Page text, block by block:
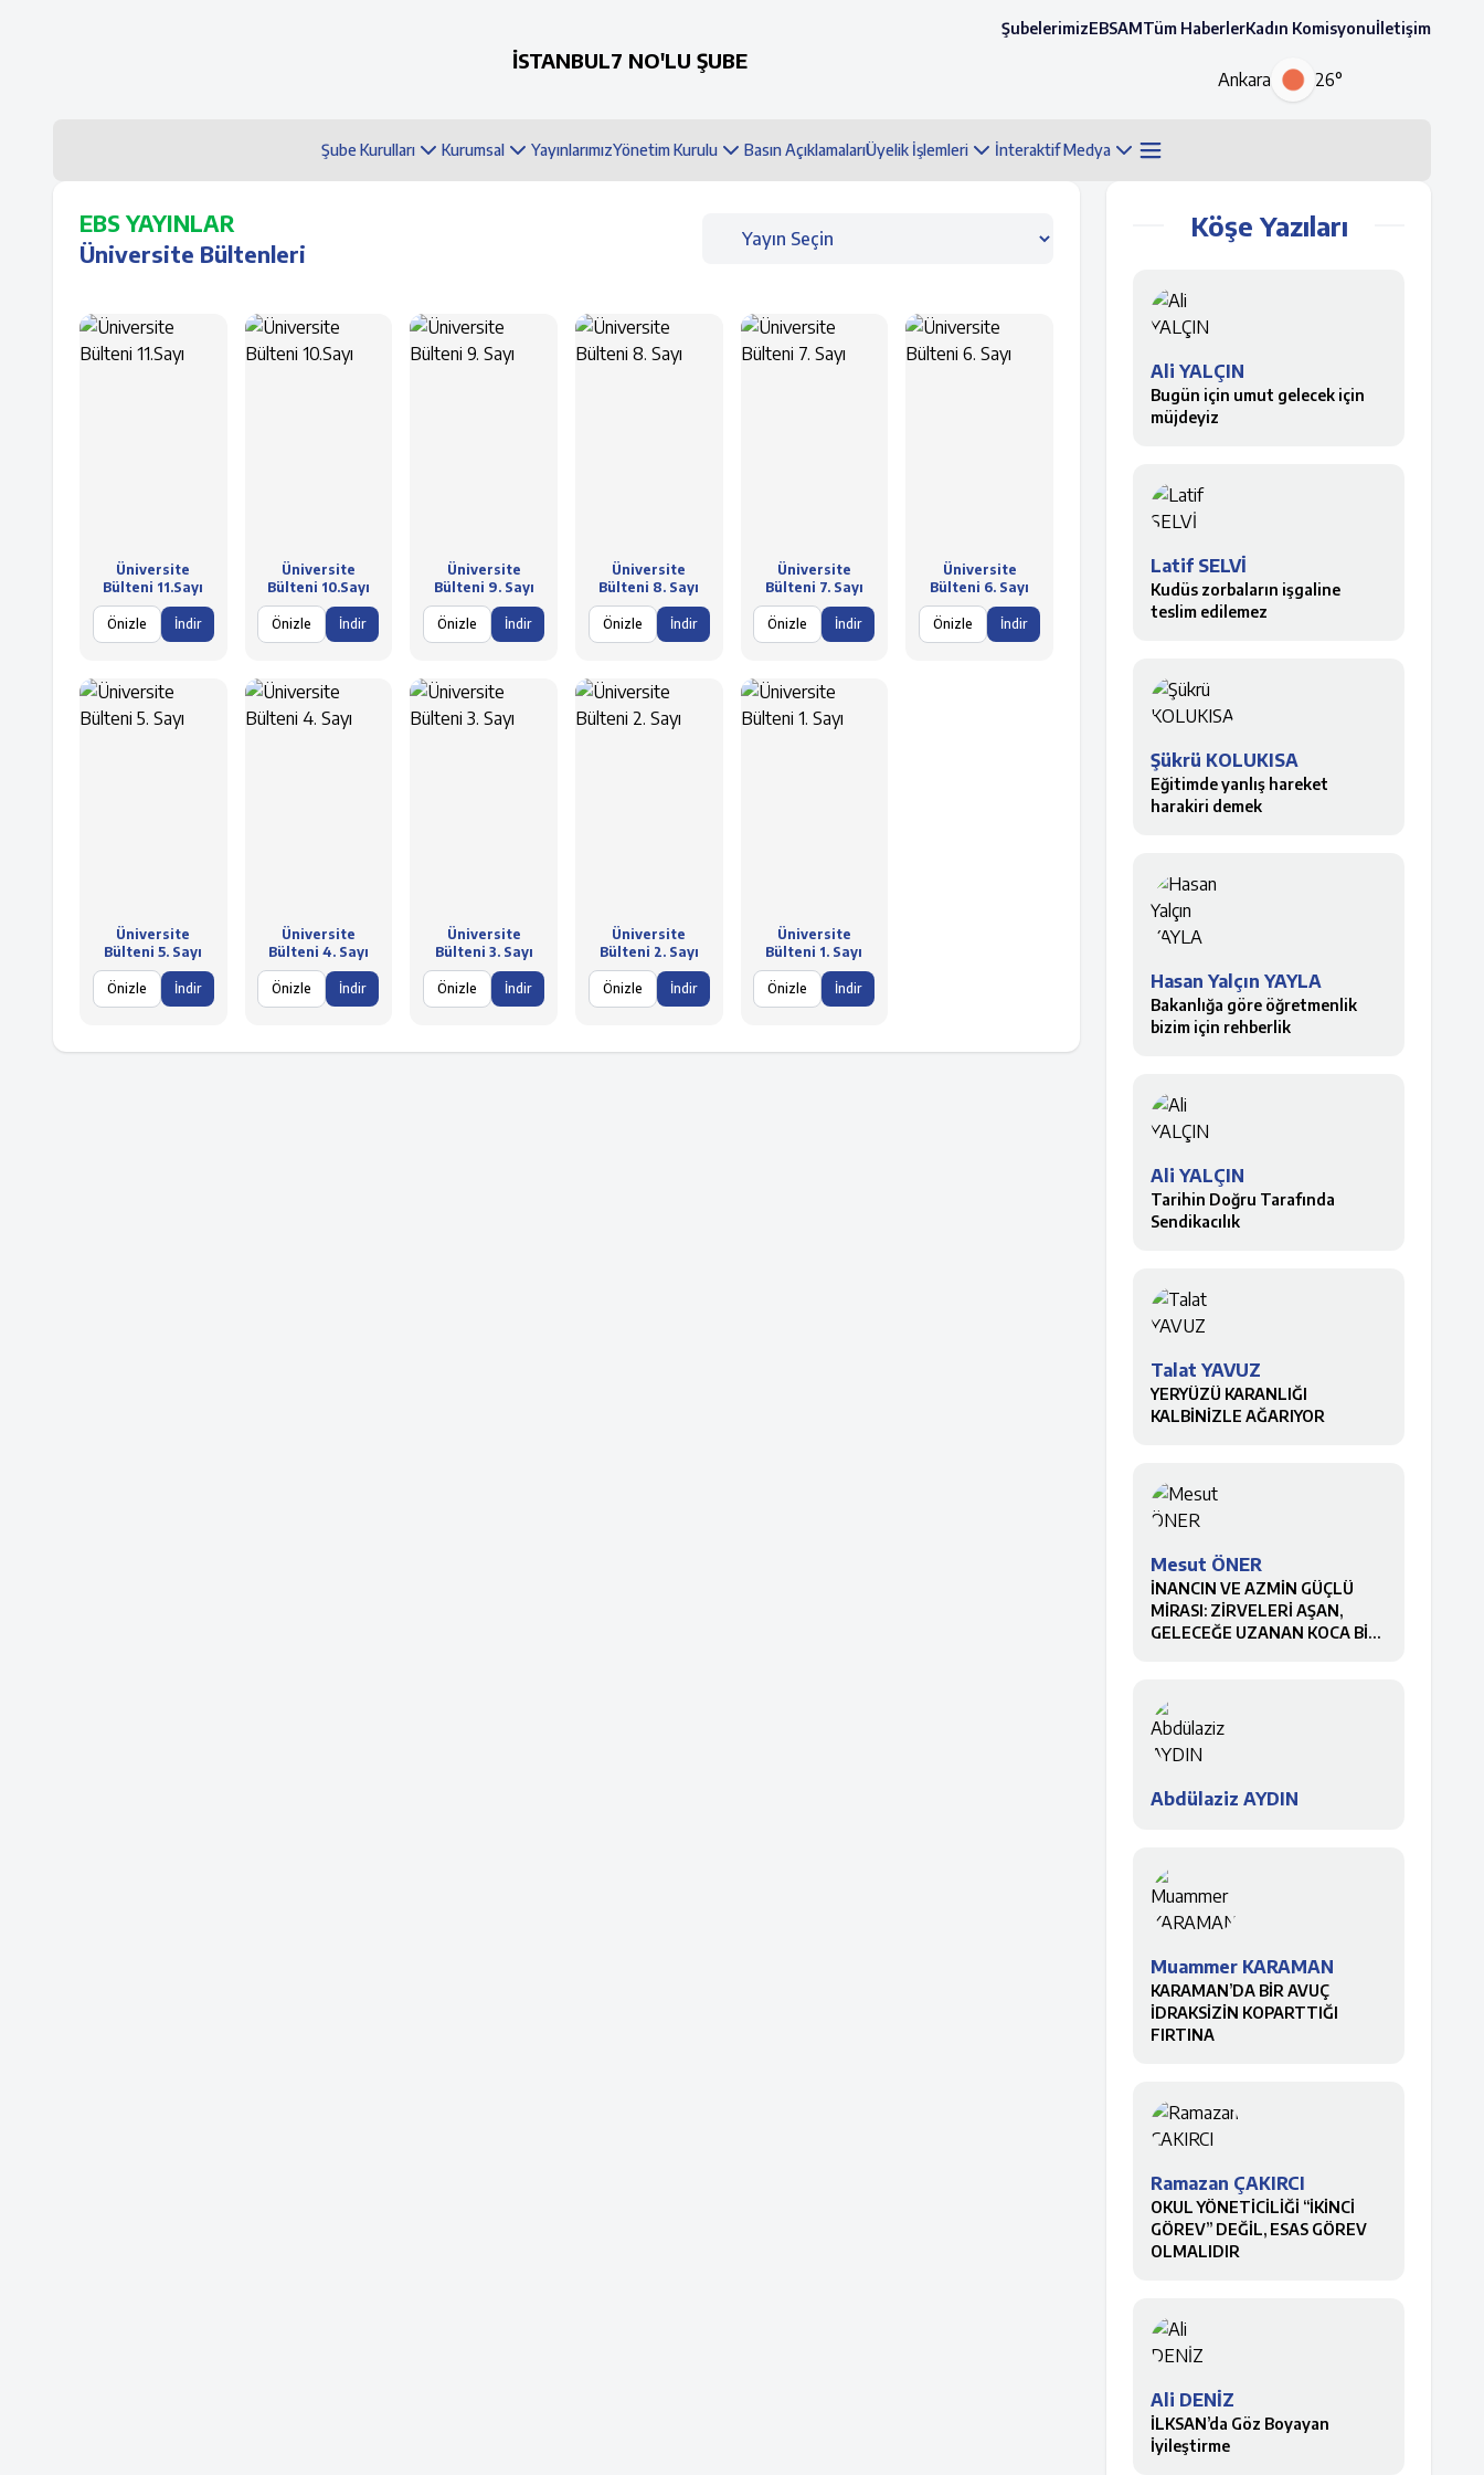
İSTANBUL7 NO'LU ŞUBE
ŞubelerimizEBSAMTüm HaberlerKadın Komisyonuİletişim
Ankara 26°
Şube Kurulları Kurumsal YayınlarımızYönetim Kurulu Basın AçıklamalarıÜyelik İşlemleri İnteraktif Medya
EBS YAYINLAR
Üniversite Bültenleri
Üniversite
Bülteni 11.Sayı
Önizle İndir
Üniversite
Bülteni 10.Sayı
Önizle İndir
Üniversite
Bülteni 9. Sayı
Önizle İndir
Üniversite
Bülteni 8. Sayı
Önizle İndir
Üniversite
Bülteni 7. Sayı
Önizle İndir
Üniversite
Bülteni 6. Sayı
Önizle İndir
Üniversite
Bülteni 5. Sayı
Önizle İndir
Üniversite
Bülteni 4. Sayı
Önizle İndir
Üniversite
Bülteni 3. Sayı
Önizle İndir
Üniversite
Bülteni 2. Sayı
Önizle İndir
Üniversite
Bülteni 1. Sayı
Önizle İndir
Köşe Yazıları
Ali YALÇIN
Bugün için umut gelecek için
müjdeyiz
Latif SELVİ
Kudüs zorbaların işgaline
teslim edilemez
Şükrü KOLUKISA
Eğitimde yanlış hareket
harakiri demek
Hasan Yalçın YAYLA
Bakanlığa göre öğretmenlik
bizim için rehberlik
Ali YALÇIN
Tarihin Doğru Tarafında
Sendikacılık
Talat YAVUZ
YERYÜZÜ KARANLIĞI
KALBİNİZLE AĞARIYOR
Mesut ÖNER
İNANCIN VE AZMİN GÜÇLÜ
MİRASI: ZİRVELERİ AŞAN,
GELECEĞE UZANAN KOCA BİR
Abdülaziz AYDIN
Muammer KARAMAN
KARAMAN’DA BİR AVUÇ
İDRAKSİZİN KOPARTTIĞI
FIRTINA
Ramazan ÇAKIRCI
OKUL YÖNETİCİLİĞİ “İKİNCİ
GÖREV” DEĞİL, ESAS GÖREV
OLMALIDIR
Ali DENİZ
İLKSAN’da Göz Boyayan
İyileştirme